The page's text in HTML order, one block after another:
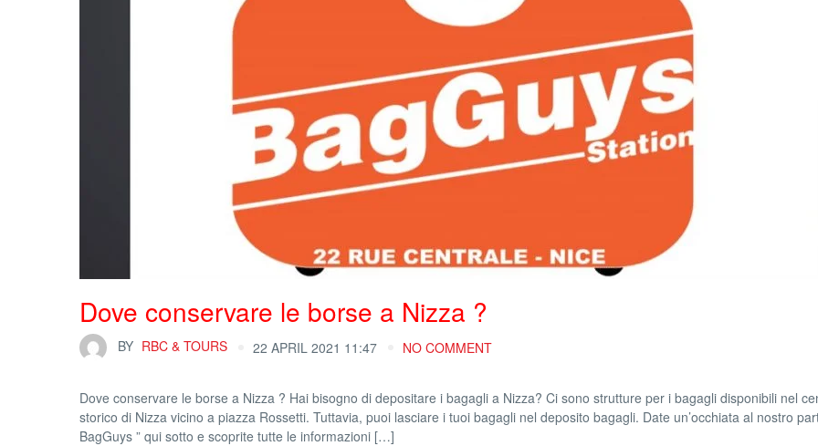
Dove conservare le borse a Nizza ?
BY RBC & TOURS 22 APRIL 2021 11:47 NO COMMENT
Dove conservare le borse a Nizza ? Hai bisogno di depositare i bagagli a Nizza? Ci sono strutture per i bagagli disponibili nel
storico di Nizza vicino a piazza Rossetti. Tuttavia, puoi lasciare i tuoi bagagli nel deposito bagagli. Date un’occhiata al nostro
BagGuys ” qui sotto e scoprite tutte le informazioni […]